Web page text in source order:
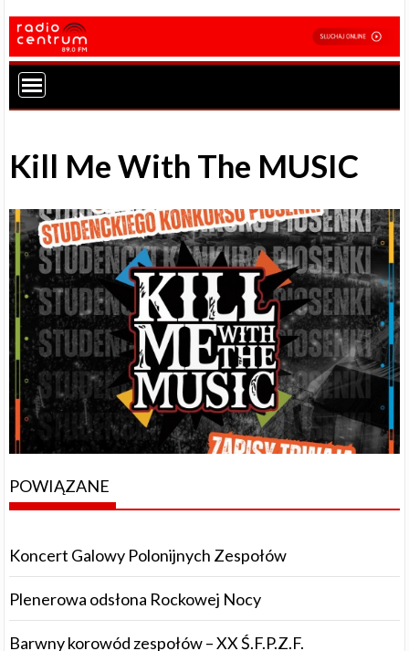
Kill Me With The MUSIC
POWIĄZANE
Koncert Galowy Polonijnych Zespołów
Plenerowa odsłona Rockowej Nocy
Barwny korowód zespołów – XX Ś.F.P.Z.F.